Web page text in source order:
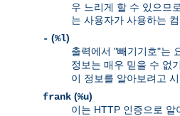
우 느리게 할 수 있으므
는 사용자가 사용하는
- (%l)
출력에서 "빼기기호"는
정보는 매우 믿을 수 없
이 정보를 알아보려고
frank (%u)
이는 HTTP 인증으로